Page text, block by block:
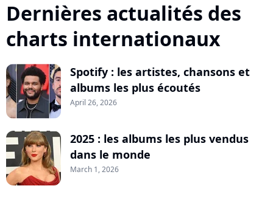
Dernières actualités des
charts internationaux
Spotify : les artistes, chansons et
albums les plus écoutés
April 26, 2026
2025 : les albums les plus vendus
dans le monde
March 1, 2026